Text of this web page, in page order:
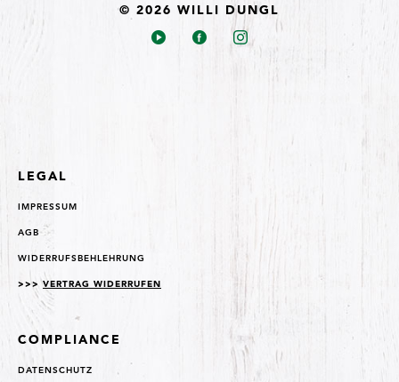
© 2026 WILLI DUNGL
LEGAL
IMPRESSUM
AGB
WIDERRUFSBEHLEHRUNG
>>> VERTRAG WIDERRUFEN
COMPLIANCE
DATENSCHUTZ